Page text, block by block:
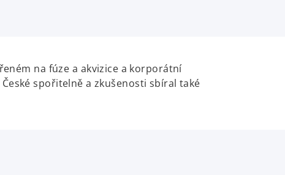
na fúze a akvizice a korporátní
spořitelně a zkušenosti sbíral také